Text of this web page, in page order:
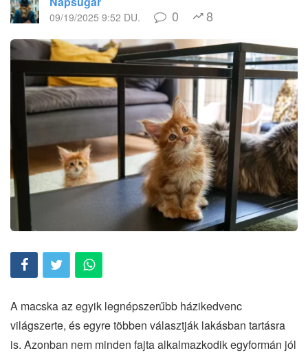
09/19/2025 9:52 DU. 0 8
A macska az egyik legnépszerűbb házikedvenc
világszerte, és egyre többen választják lakásban tartásra
is. Azonban nem minden fajta alkalmazkodik egyformán jól